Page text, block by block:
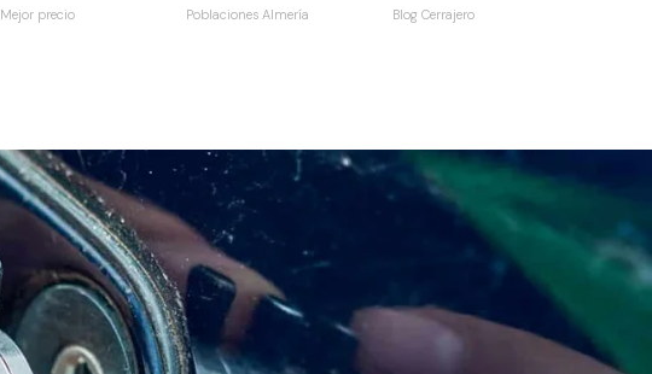
Mejor precio Poblaciones Almería Blog Cerrajero